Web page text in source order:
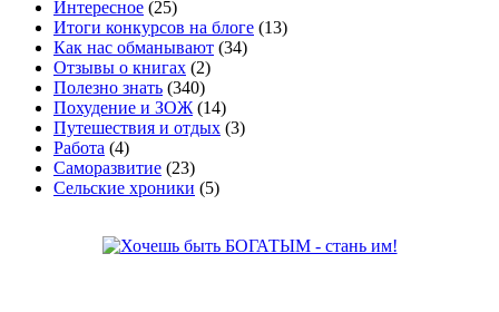
Интересное (25)
Итоги конкурсов на блоге (13)
Как нас обманывают (34)
Отзывы о книгах (2)
Полезно знать (340)
Похудение и ЗОЖ (14)
Путешествия и отдых (3)
Работа (4)
Саморазвитие (23)
Сельские хроники (5)